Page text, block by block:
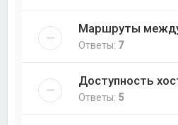
Маршруты
Ответы: 7
Доступность
Ответы: 5